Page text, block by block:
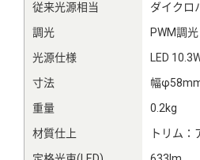
従来光源相当
ダイクロ
調光
PWM調光
光源仕様
LED
寸法
幅
重量
0.2kg
材質仕上
トリム